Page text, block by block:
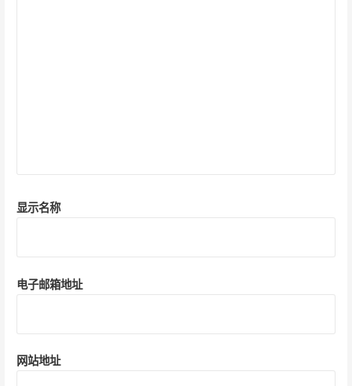
显示名称
电子邮箱地址
网站地址